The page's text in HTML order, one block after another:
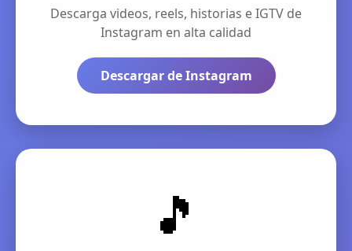
Descarga videos, reels, historias e IGTV de
Instagram en alta calidad
Descargar de Instagram
🎵